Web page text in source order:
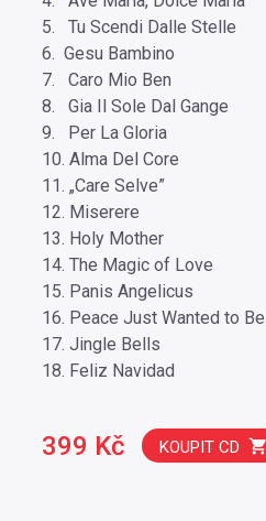
5. Tu Scendi Dalle Stelle
6. Gesu Bambino
7. Caro Mio Ben
8. Gia Il Sole Dal Gange
9. Per La Gloria
10. Alma Del Core
11. „Care Selve”
12. Miserere
13. Holy Mother
14. The Magic of Love
15. Panis Angelicus
16. Peace Just Wanted to
17. Jingle Bells
18. Feliz Navidad
399 Kč KOUPIT CD